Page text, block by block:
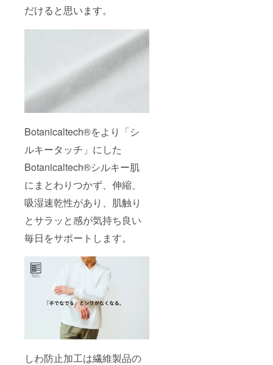
だけると思います。
Botanicaltech®をより「シ
ルキータッチ」にした
Botanicaltech®シルキー肌
にまとわりつかず、伸縮、
吸湿速乾性があり、肌触り
とサラッと感が気持ち良い
毎日をサポートします。
しわ防止加工は繊維製品の